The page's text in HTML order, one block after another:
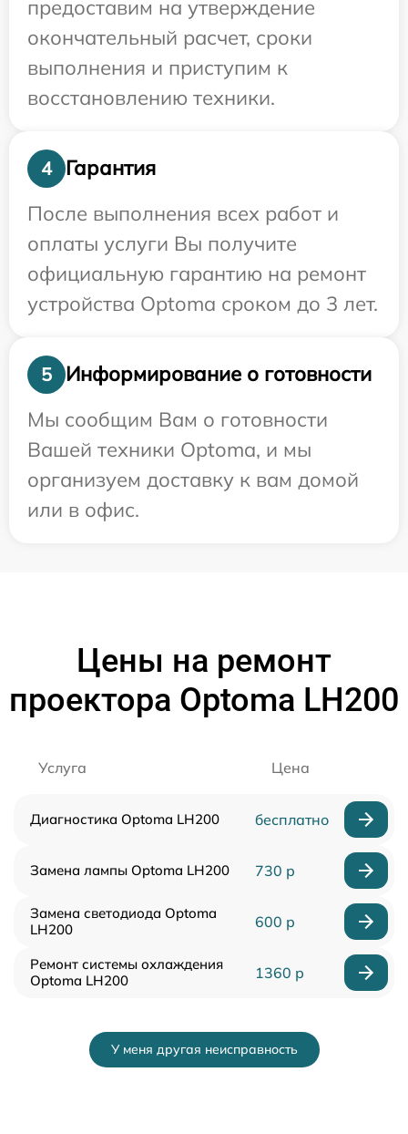
предоставим на утверждение
окончательный расчет, сроки
выполнения и приступим к
восстановлению техники.
4
Гарантия
После выполнения всех работ и
оплаты услуги Вы получите
официальную гарантию на ремонт
устройства Optoma сроком до 3 лет.
5
Информирование о готовности
Мы сообщим Вам о готовности
Вашей техники Optoma, и мы
организуем доставку к вам домой
или в офис.
Цены на ремонт
проектора Optoma LH200
Услуга Цена
Диагностика Optoma LH200 бесплатно
Замена лампы Optoma LH200 730 р
Замена светодиода Optoma
LH200
600 р
Ремонт системы охлаждения
Optoma LH200
1360 р
У меня другая неисправность